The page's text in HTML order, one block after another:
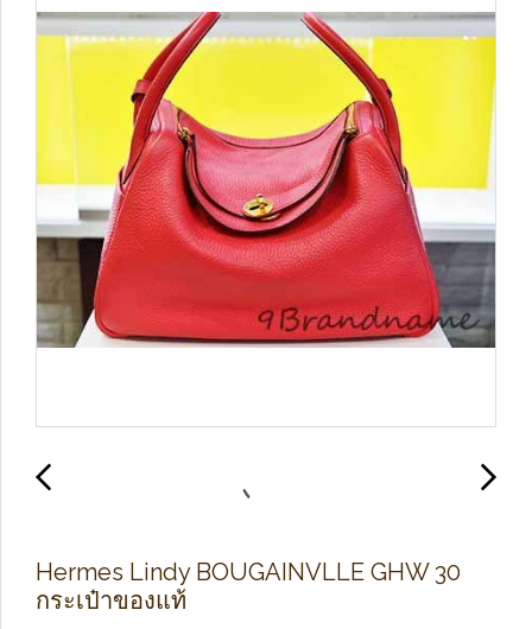
Hermes Lindy BOUGAINVLLE GHW 30
กระเป๋าของแท้